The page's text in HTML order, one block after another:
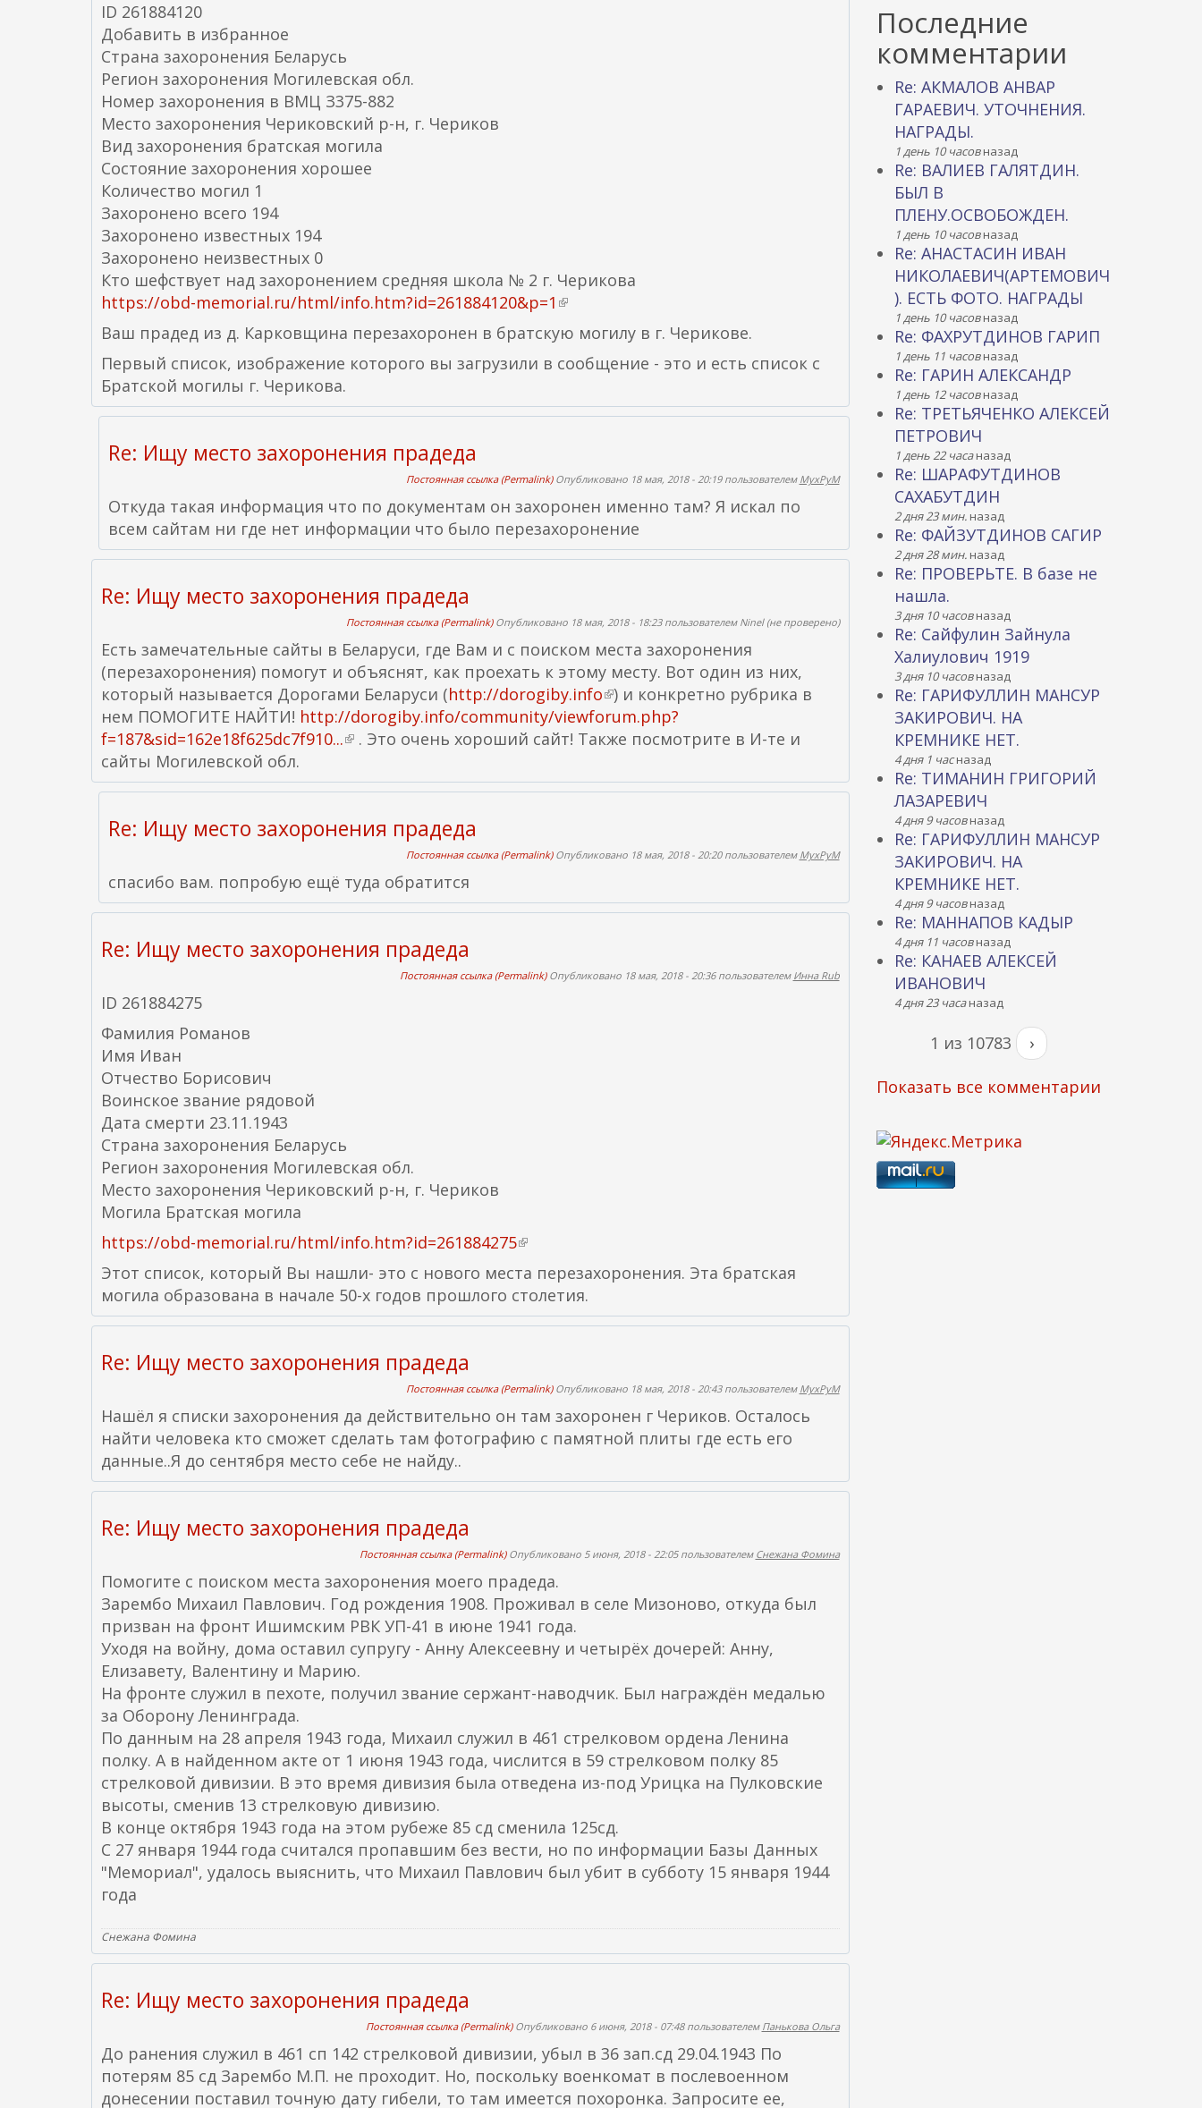
ID 261884120
Добавить в избранное
Страна захоронения Беларусь
Регион захоронения Могилевская обл.
Номер захоронения в ВМЦ З375-882
Место захоронения Чериковский р-н, г. Чериков
Вид захоронения братская могила
Состояние захоронения хорошее
Количество могил 1
Захоронено всего 194
Захоронено известных 194
Захоронено неизвестных 0
Кто шефствует над захоронением средняя школа № 2 г. Черикова
https://obd-memorial.ru/html/info.htm?id=261884120&p=1 (
в
е
н
с
с
ы
л
)
Ваш прадед из д. Карковщина перезахоронен в братскую могилу в г. Черикове.
Первый список, изображение которого вы загрузили в сообщение - это и есть список с
Братской могилы г. Черикова.
Re: Ищу место захоронения прадеда
Постоянная ссылка (Permalink)Опубликовано 18 мая, 2018 - 20:19 пользователем MyxPyM
Откуда такая информация что по документам он захоронен именно там? Я искал по
всем сайтам ни где нет информации что было перезахоронение
Re: Ищу место захоронения прадеда
Постоянная ссылка (Permalink)Опубликовано 18 мая, 2018 - 18:23 пользователем Ninel (не проверено)
Есть замечательные сайты в Беларуси, где Вам и с поиском места захоронения
(перезахоронения) помогут и объяснят, как проехать к этому месту. Вот один из них,
который называется Дорогами Беларуси (http://dorogiby.info(
в
н
ш
я
ы
а
) и конкретно рубрика в
нем ПОМОГИТЕ НАЙТИ! http://dorogiby.info/community/viewforum.php?
f=187&sid=162e18f625dc7f910...(
н
ш
я
с
с
ы
. Это очень хороший сайт! Также посмотрите в И-те и
сайты Могилевской обл.
Re: Ищу место захоронения прадеда
Постоянная ссылка (Permalink)Опубликовано 18 мая, 2018 - 20:20 пользователем MyxPyM
спасибо вам. попробую ещё туда обратится
Re: Ищу место захоронения прадеда
Постоянная ссылка (Permalink)Опубликовано 18 мая, 2018 - 20:36 пользователем Инна Rub
ID 261884275
Фамилия Романов
Имя Иван
Отчество Борисович
Воинское звание рядовой
Дата смерти 23.11.1943
Страна захоронения Беларусь
Регион захоронения Могилевская обл.
Место захоронения Чериковский р-н, г. Чериков
Могила Братская могила
https://obd-memorial.ru/html/info.htm?id=261884275(
в
н
ш
я
с
с
л
)
Этот список, который Вы нашли- это с нового места перезахоронения. Эта братская
могила образована в начале 50-х годов прошлого столетия.
Re: Ищу место захоронения прадеда
Постоянная ссылка (Permalink)Опубликовано 18 мая, 2018 - 20:43 пользователем MyxPyM
Нашёл я списки захоронения да действительно он там захоронен г Чериков. Осталось
найти человека кто сможет сделать там фотографию с памятной плиты где есть его
данные..Я до сентября место себе не найду..
Re: Ищу место захоронения прадеда
Постоянная ссылка (Permalink)Опубликовано 5 июня, 2018 - 22:05 пользователем Снежана Фомина
Помогите с поиском места захоронения моего прадеда.
Зарембо Михаил Павлович. Год рождения 1908. Проживал в селе Мизоново, откуда был
призван на фронт Ишимским РВК УП-41 в июне 1941 года.
Уходя на войну, дома оставил супругу - Анну Алексеевну и четырёх дочерей: Анну,
Елизавету, Валентину и Марию.
На фронте служил в пехоте, получил звание сержант-наводчик. Был награждён медалью
за Оборону Ленинграда.
По данным на 28 апреля 1943 года, Михаил служил в 461 стрелковом ордена Ленина
полку. А в найденном акте от 1 июня 1943 года, числится в 59 стрелковом полку 85
стрелковой дивизии. В это время дивизия была отведена из-под Урицка на Пулковские
высоты, сменив 13 стрелковую дивизию.
В конце октября 1943 года на этом рубеже 85 сд сменила 125сд.
С 27 января 1944 года считался пропавшим без вести, но по информации Базы Данных
"Мемориал", удалось выяснить, что Михаил Павлович был убит в субботу 15 января 1944
года
Снежана Фомина
Re: Ищу место захоронения прадеда
Постоянная ссылка (Permalink)Опубликовано 6 июня, 2018 - 07:48 пользователем Панькова Ольга
До ранения служил в 461 сп 142 стрелковой дивизии, убыл в 36 зап.сд 29.04.1943 По
потерям 85 сд Зарембо М.П. не проходит. Но, поскольку военкомат в послевоенном
донесении поставил точную дату гибели, то там имеется похоронка. Запросите ее,
Последние
комментарии
Re: АКМАЛОВ АНВАР
ГАРАЕВИЧ. УТОЧНЕНИЯ.
НАГРАДЫ.
1 день 10 часовназад
Re: ВАЛИЕВ ГАЛЯТДИН.
БЫЛ В
ПЛЕНУ.ОСВОБОЖДЕН.
1 день 10 часовназад
Re: АНАСТАСИН ИВАН
НИКОЛАЕВИЧ(АРТЕМОВИЧ
). ЕСТЬ ФОТО. НАГРАДЫ
1 день 10 часовназад
Re: ФАХРУТДИНОВ ГАРИП
1 день 11 часовназад
Re: ГАРИН АЛЕКСАНДР
1 день 12 часовназад
Re: ТРЕТЬЯЧЕНКО АЛЕКСЕЙ
ПЕТРОВИЧ
1 день 22 часаназад
Re: ШАРАФУТДИНОВ
САХАБУТДИН
2 дня 23 мин.назад
Re: ФАЙЗУТДИНОВ САГИР
2 дня 28 мин.назад
Re: ПРОВЕРЬТЕ. В базе не
нашла.
3 дня 10 часовназад
Re: Сайфулин Зайнула
Халиулович 1919
3 дня 10 часовназад
Re: ГАРИФУЛЛИН МАНСУР
ЗАКИРОВИЧ. НА
КРЕМНИКЕ НЕТ.
4 дня 1 часназад
Re: ТИМАНИН ГРИГОРИЙ
ЛАЗАРЕВИЧ
4 дня 9 часовназад
Re: ГАРИФУЛЛИН МАНСУР
ЗАКИРОВИЧ. НА
КРЕМНИКЕ НЕТ.
4 дня 9 часовназад
Re: МАННАПОВ КАДЫР
4 дня 11 часовназад
Re: КАНАЕВ АЛЕКСЕЙ
ИВАНОВИЧ
4 дня 23 часаназад
1 из 10783 ›
Показать все комментарии